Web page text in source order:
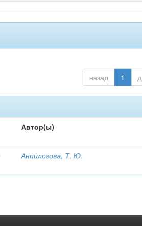
назад 1
Автор(ы)
Анпилогова, Т. Ю.